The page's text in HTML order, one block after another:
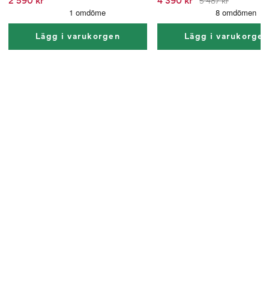
Lägg i varukorgen Lägg i varukorgen